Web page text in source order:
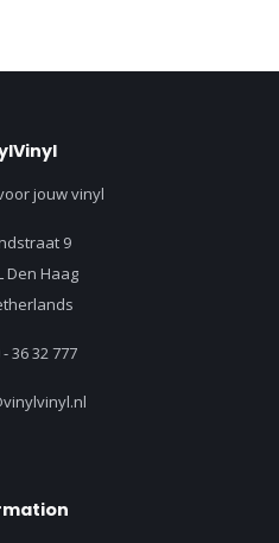
jouw vinyl
9
Den Haag
- 36 32 777